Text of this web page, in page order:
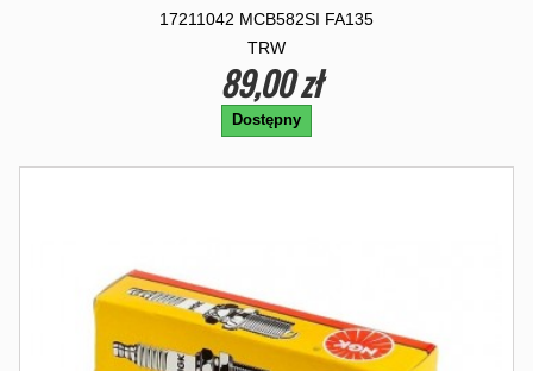
17211042 MCB582SI FA135
TRW
89,00 zł
Dostępny